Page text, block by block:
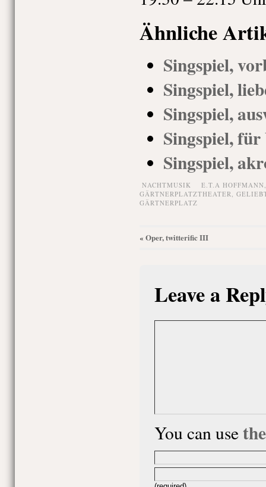
Ähnliche
Singspiel,
Singspiel,
Singspiel,
Singspiel,
Singspiel,
NACHTMUSIK E.T.A HOFFMANN
GÄRTNERPLATZTHEATER,
GÄRTNERPLATZ
« Oper, twitterific III
Leave a
You can use